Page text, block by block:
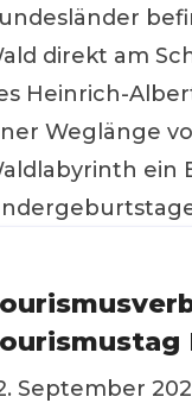
direkt am
Heinrich-
Weglänge
ein
September